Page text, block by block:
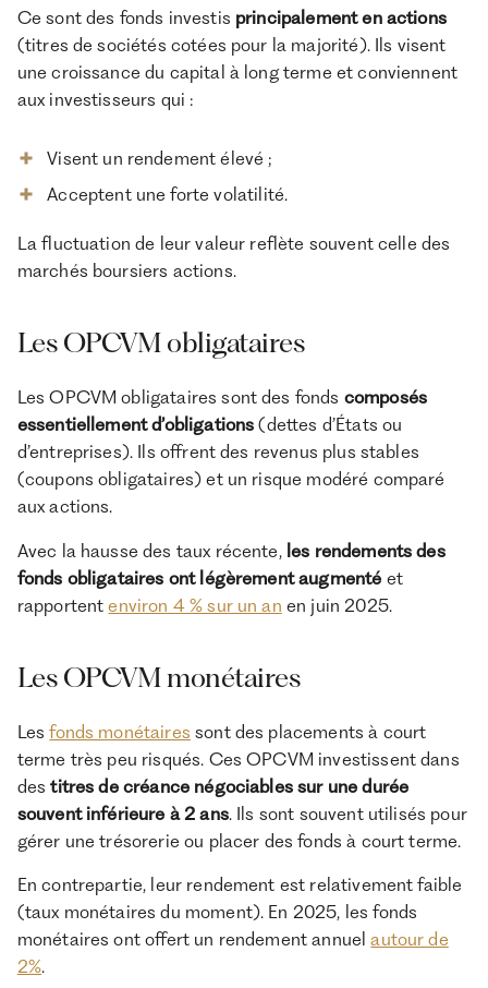
Ce sont des fonds investis principalement en actions
(titres de sociétés cotées pour la majorité). Ils visent
une croissance du capital à long terme et conviennent
aux investisseurs qui :
Visent un rendement élevé ;
Acceptent une forte volatilité.
La fluctuation de leur valeur reflète souvent celle des
marchés boursiers actions.
Les OPCVM obligataires
Les OPCVM obligataires sont des fonds composés
essentiellement d’obligations (dettes d’États ou
d’entreprises). Ils offrent des revenus plus stables
(coupons obligataires) et un risque modéré comparé
aux actions.
Avec la hausse des taux récente,les rendements des
fonds obligataires ont légèrement augmenté et
rapportentenviron 4 % sur un an en juin 2025.
Les OPCVM monétaires
Lesfonds monétaires sont des placements à court
terme très peu risqués. Ces OPCVM investissent dans
des titres de créance négociables sur une durée
souvent inférieure à 2 ans. Ils sont souvent utilisés pour
gérer une trésorerie ou placer des fonds à court terme.
En contrepartie, leur rendement est relativement faible
(taux monétaires du moment). En 2025, les fonds
monétaires ont offert un rendement annuelautour de
2%.